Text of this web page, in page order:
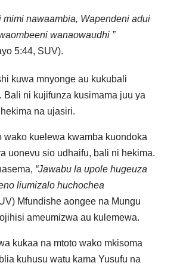
mimi nawaambia, Wapendeni adui
wanaowaudhi ”
5:44, SUV).
kuwa mnyonge au kukubali
Bali ni kujifunza kusimama juu ya
na ujasiri.
wako kuelewa kwamba kuondoka
uonevu sio udhaifu, bali ni hekima.
“Jawabu la upole hugeuza
liumizalo huchochea
Mfundishe aongee na Mungu
ameumizwa au kulemewa.
kukaa na mtoto wako mkisoma
kuhusu watu kama Yusufu na